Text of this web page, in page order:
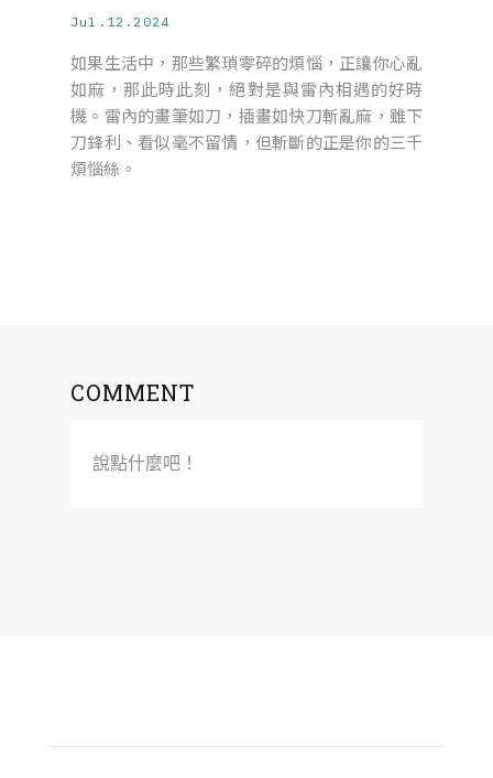
Jul.12.2024
如果生活中，那些繁瑣零碎的煩惱，正讓你心亂
如麻，那此時此刻，絕對是與雷內相遇的好時
機。雷內的畫筆如刀，插畫如快刀斬亂麻，雖下
刀鋒利、看似毫不留情，但斬斷的正是你的三千
煩惱絲。
COMMENT
說點什麼吧！